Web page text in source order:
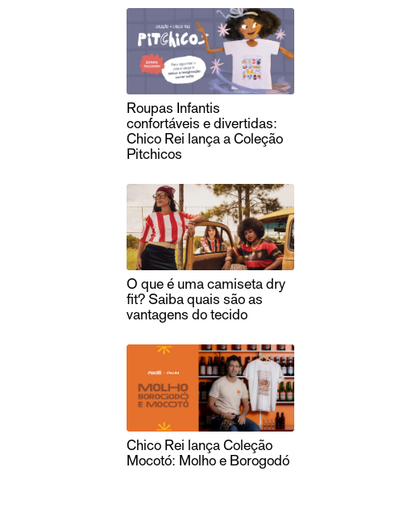
Roupas Infantis
confortáveis e divertidas:
Chico Rei lança a Coleção
Pitchicos
O que é uma camiseta dry
fit? Saiba quais são as
vantagens do tecido
Chico Rei lança Coleção
Mocotó: Molho e Borogodó